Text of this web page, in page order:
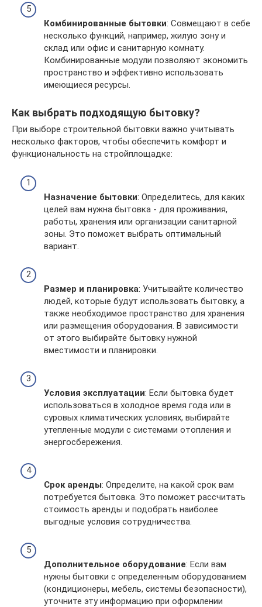
Комбинированные бытовки: Совмещают в себе
несколько функций, например, жилую зону и
склад или офис и санитарную комнату.
Комбинированные модули позволяют экономить
пространство и эффективно использовать
имеющиеся ресурсы.
Как выбрать подходящую бытовку?
При выборе строительной бытовки важно учитывать
несколько факторов, чтобы обеспечить комфорт и
функциональность на стройплощадке:
Назначение бытовки: Определитесь, для каких
целей вам нужна бытовка - для проживания,
работы, хранения или организации санитарной
зоны. Это поможет выбрать оптимальный
вариант.
Размер и планировка: Учитывайте количество
людей, которые будут использовать бытовку, а
также необходимое пространство для хранения
или размещения оборудования. В зависимости
от этого выбирайте бытовку нужной
вместимости и планировки.
Условия эксплуатации: Если бытовка будет
использоваться в холодное время года или в
суровых климатических условиях, выбирайте
утепленные модули с системами отопления и
энергосбережения.
Срок аренды: Определите, на какой срок вам
потребуется бытовка. Это поможет рассчитать
стоимость аренды и подобрать наиболее
выгодные условия сотрудничества.
Дополнительное оборудование: Если вам
нужны бытовки с определенным оборудованием
(кондиционеры, мебель, системы безопасности),
уточните эту информацию при оформлении